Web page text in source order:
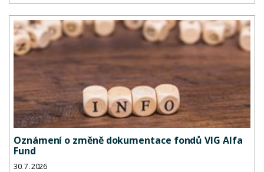
Oznámení o změně dokumentace fondů VIG Alfa
Fund
30. 7. 2026